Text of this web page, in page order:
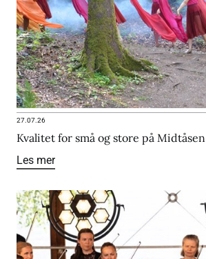
27.07.26
Kvalitet for små og store på Midtåsen
Les mer